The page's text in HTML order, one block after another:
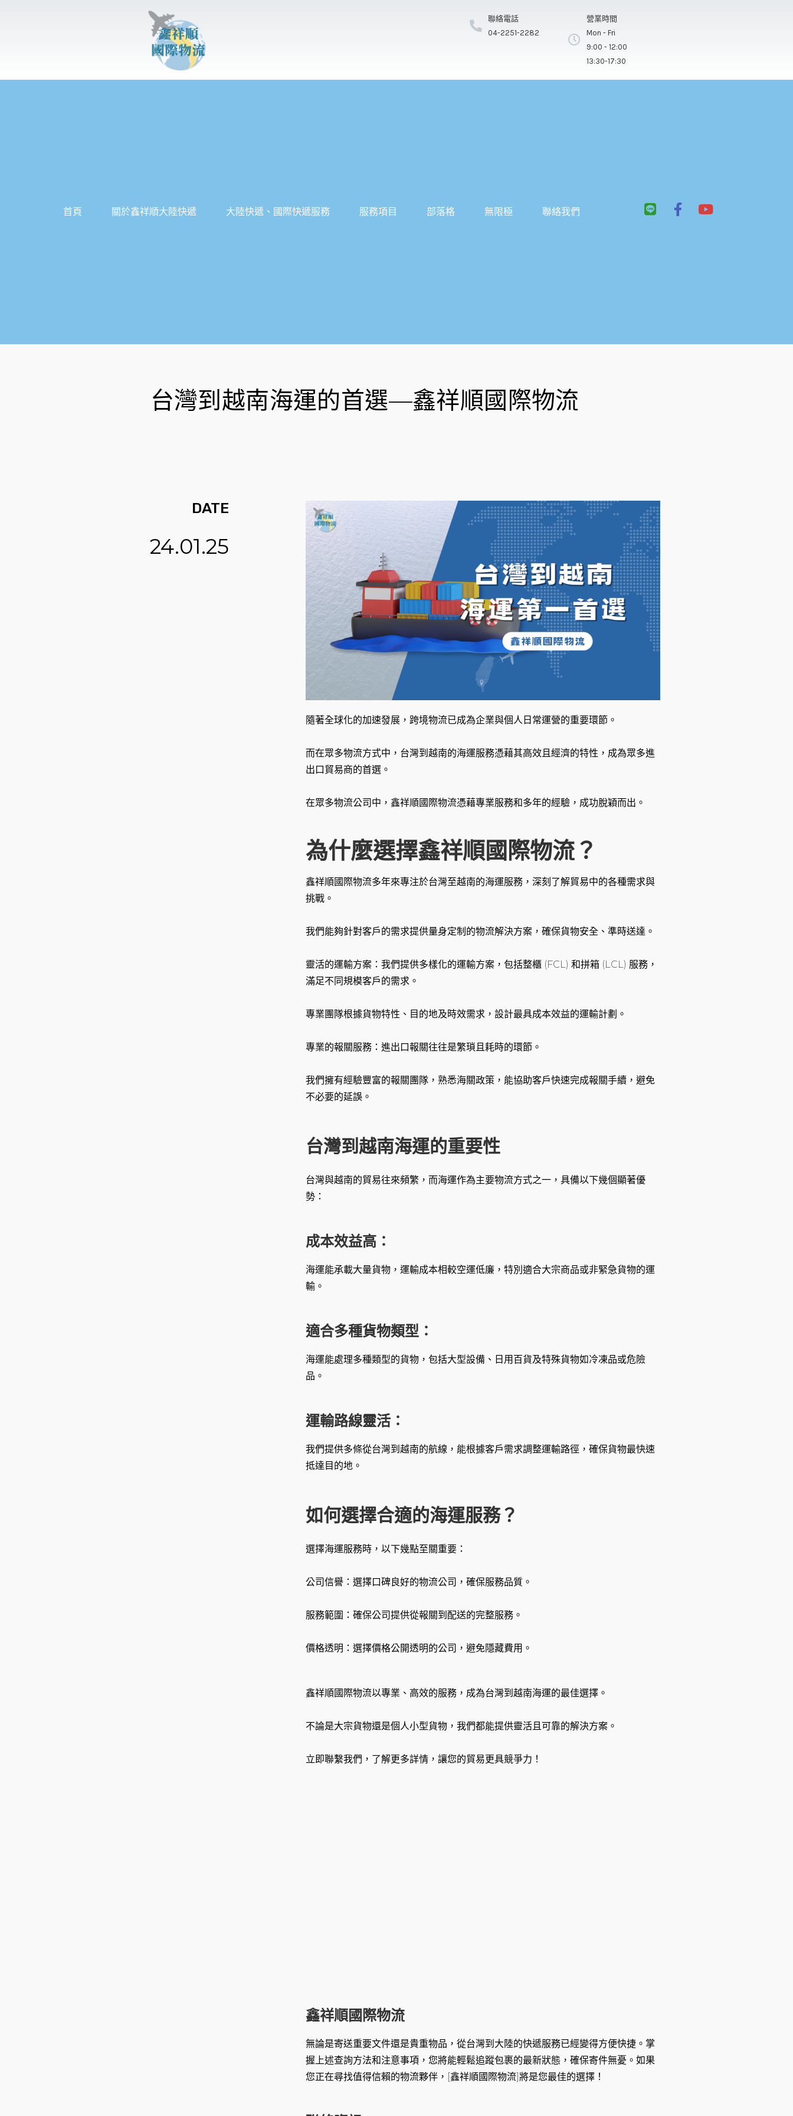
內
聯絡電話
04-2251-2282
營業時間
Mon - Fri
9:00 - 12:00
13:30-17:30
首頁 關於鑫祥順大陸快遞 大陸快遞、國際快遞服務 服務項目 部落格 無限極 聯絡我們
L
F
Y
台灣到越南海運的首選—鑫祥順國際物流
DATE
24.01.25
隨著全球化的加速發展，跨境物流已成為企業與個人日常運營的重要環節。
而在眾多物流方式中，台灣到越南的海運服務憑藉其高效且經濟的特性，成為眾多進
出口貿易商的首選。
在眾多物流公司中，鑫祥順國際物流憑藉專業服務和多年的經驗，成功脫穎而出。
為什麼選擇鑫祥順國際物流？
鑫祥順國際物流多年來專注於台灣至越南的海運服務，深刻了解貿易中的各種需求與
挑戰。
我們能夠針對客戶的需求提供量身定制的物流解決方案，確保貨物安全、準時送達。
靈活的運輸方案：我們提供多樣化的運輸方案，包括整櫃 (FCL) 和拼箱 (LCL) 服務，
滿足不同規模客戶的需求。
專業團隊根據貨物特性、目的地及時效需求，設計最具成本效益的運輸計劃。
專業的報關服務：進出口報關往往是繁瑣且耗時的環節。
我們擁有經驗豐富的報關團隊，熟悉海關政策，能協助客戶快速完成報關手續，避免
不必要的延誤。
台灣到越南海運的重要性
台灣與越南的貿易往來頻繁，而海運作為主要物流方式之一，具備以下幾個顯著優
勢：
成本效益高：
海運能承載大量貨物，運輸成本相較空運低廉，特別適合大宗商品或非緊急貨物的運
輸。
適合多種貨物類型：
海運能處理多種類型的貨物，包括大型設備、日用百貨及特殊貨物如冷凍品或危險
品。
運輸路線靈活：
我們提供多條從台灣到越南的航線，能根據客戶需求調整運輸路徑，確保貨物最快速
抵達目的地。
如何選擇合適的海運服務？
選擇海運服務時，以下幾點至關重要：
公司信譽：選擇口碑良好的物流公司，確保服務品質。
服務範圍：確保公司提供從報關到配送的完整服務。
價格透明：選擇價格公開透明的公司，避免隱藏費用。
鑫祥順國際物流以專業、高效的服務，成為台灣到越南海運的最佳選擇。
不論是大宗貨物還是個人小型貨物，我們都能提供靈活且可靠的解決方案。
立即聯繫我們，了解更多詳情，讓您的貿易更具競爭力！
鑫祥順國際物流
無論是寄送重要文件還是貴重物品，從台灣到大陸的快遞服務已經變得方便快捷。掌
握上述查詢方法和注意事項，您將能輕鬆追蹤包裹的最新狀態，確保寄件無憂。如果
您正在尋找值得信賴的物流夥伴，[鑫祥順國際物流]將是您最佳的選擇！